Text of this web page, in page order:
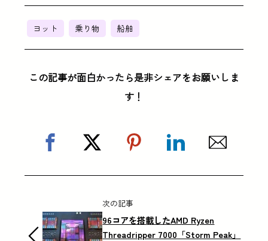
ヨット 乗り物 船舶
この記事が面白かったら是非シェアをお願いしま
す！
次の記事
96コアを搭載したAMD Ryzen
Threadripper 7000「Storm Peak」